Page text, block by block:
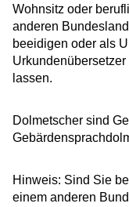
Wohnsitz oder
anderen
beeidigen oder als
lassen.
Dolmetscher sind
Hinweis: Sind Sie
einem anderen